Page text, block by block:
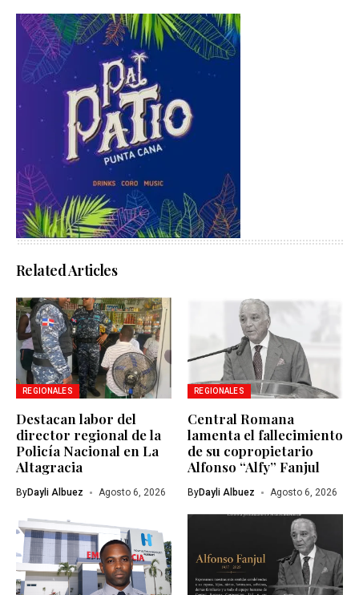
Related Articles
REGIONALES
Destacan labor del
director regional de la
Policía Nacional en La
Altagracia
ByDayli Albuez Agosto 6, 2026
REGIONALES
Central Romana
lamenta el fallecimiento
de su copropietario
Alfonso “Alfy” Fanjul
ByDayli Albuez Agosto 6, 2026